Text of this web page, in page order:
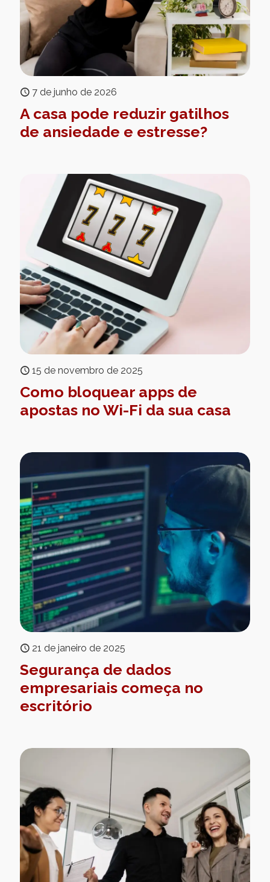
7 de junho de 2026
A casa pode reduzir gatilhos
de ansiedade e estresse?
15 de novembro de 2025
Como bloquear apps de
apostas no Wi-Fi da sua casa
21 de janeiro de 2025
Segurança de dados
empresariais começa no
escritório